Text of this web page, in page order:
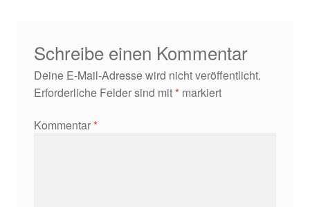
Schreibe einen Kommentar
Deine E-Mail-Adresse wird nicht veröffentlicht.
Erforderliche Felder sind mit*markiert
Kommentar*